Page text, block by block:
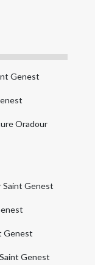
Genest
Oradour
Saint Genest
Genest
Genest